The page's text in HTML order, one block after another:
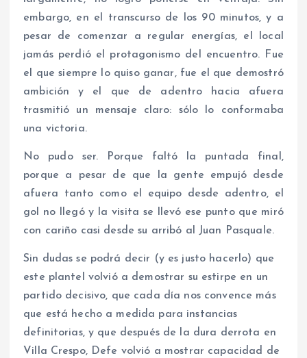
embargo, en el transcurso de los 90 minutos, y a
pesar de comenzar a regular energías, el local
jamás perdió el protagonismo del encuentro. Fue
el que siempre lo quiso ganar, fue el que demostró
ambición y el que de adentro hacia afuera
trasmitió un mensaje claro: sólo lo conformaba
una victoria.
No pudo ser. Porque faltó la puntada final,
porque a pesar de que la gente empujó desde
afuera tanto como el equipo desde adentro, el
gol no llegó y la visita se llevó ese punto que miró
con cariño casi desde su arribó al Juan Pasquale.
Sin dudas se podrá decir (y es justo hacerlo) que
este plantel volvió a demostrar su estirpe en un
partido decisivo, que cada día nos convence más
que está hecho a medida para instancias
definitorias, y que después de la dura derrota en
Villa Crespo, Defe volvió a mostrar capacidad de